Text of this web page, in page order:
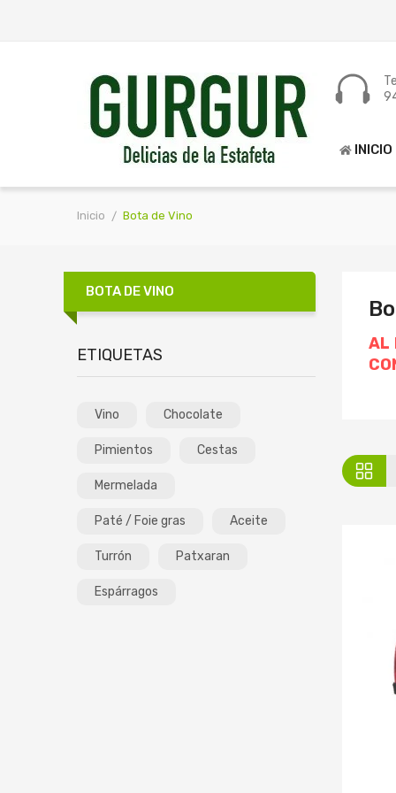
INICIO
Inicio Bota de Vino
BOTA DE VINO
ETIQUETAS
Vino Chocolate
Pimientos Cestas
Mermelada
Paté / Foie gras Aceite
Turrón Patxaran
Espárragos
AL